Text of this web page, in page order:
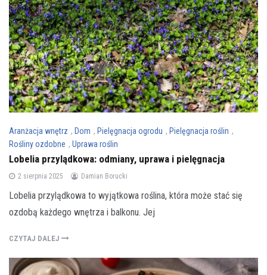
Aranżacja wnętrz , Dom , Pielęgnacja ogrodu , Pielęgnacja roślin ,
Rośliny ozdobne , Uprawa roślin
Lobelia przylądkowa: odmiany, uprawa i pielęgnacja
2 sierpnia 2025 Damian Borucki
Lobelia przylądkowa to wyjątkowa roślina, która może stać się
ozdobą każdego wnętrza i balkonu. Jej
CZYTAJ DALEJ